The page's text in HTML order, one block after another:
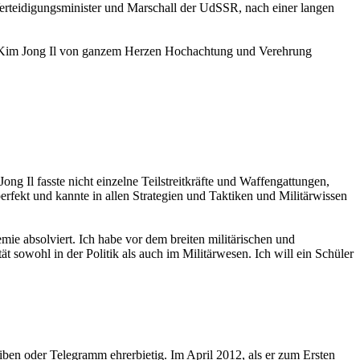
und Marschall der UdSSR, nach einer langen
Jong Il von ganzem Herzen Hochachtung und Verehrung
Il fasste nicht einzelne Teilstreitkräfte und Waffengattungen,
und kannte in allen Strategien und Taktiken und Militärwissen
absolviert. Ich habe vor dem breiten militärischen und
sowohl in der Politik als auch im Militärwesen. Ich will ein Schüler
oder Telegramm ehrerbietig. Im April 2012, als er zum Ersten